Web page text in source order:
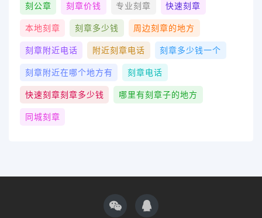
刻公章 刻章价钱 专业刻章 快速刻章
本地刻章 刻章多少钱 周边刻章的地方
刻章附近电话 附近刻章电话 刻章多少钱一个
刻章附近在哪个地方有 刻章电话
快速刻章刻章多少钱 哪里有刻章子的地方
同城刻章